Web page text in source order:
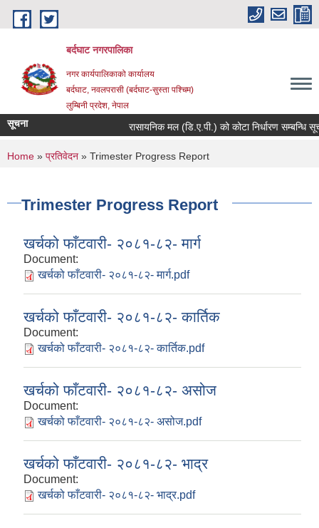
Skip to main content
बर्दघाट नगरपालिका
नगर कार्यपालिकाको कार्यालय
बर्दघाट, नवलपरासी (बर्दघाट-सुस्ता पश्चिम)
लुम्बिनी प्रदेश, नेपाल
सूचना रासायनिक मल (डि.ए.पी.) को कोटा निर्धारण सम्बन्धि
You are here
Home » प्रतिवेदन » Trimester Progress Report
Trimester Progress Report
खर्चको फाँटवारी- २०८१-८२- मार्ग
Document:
खर्चको फाँटवारी- २०८१-८२- मार्ग.pdf
खर्चको फाँटवारी- २०८१-८२- कार्तिक
Document:
खर्चको फाँटवारी- २०८१-८२- कार्तिक.pdf
खर्चको फाँटवारी- २०८१-८२- असोज
Document:
खर्चको फाँटवारी- २०८१-८२- असोज.pdf
खर्चको फाँटवारी- २०८१-८२- भाद्र
Document:
खर्चको फाँटवारी- २०८१-८२- भाद्र.pdf